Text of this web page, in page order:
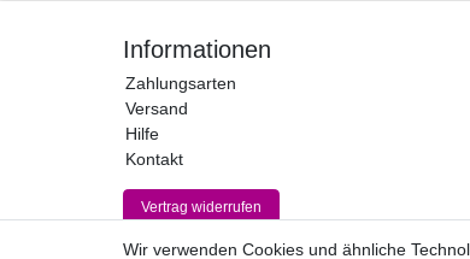
Informationen
Zahlungsarten
Versand
Hilfe
Kontakt
Vertrag widerrufen
Wir verwenden Cookies und ähnliche